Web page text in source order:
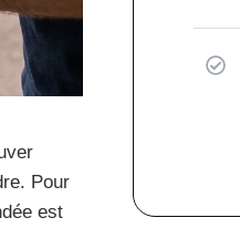
Pour
est